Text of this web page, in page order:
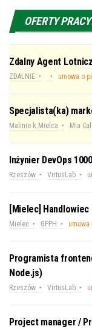
OFERTY
Zdalny Agent
ZDALNIE umowa o
Specjalista(ka)
Malinie k.Mielca Mia
Inżynier DevOps
Rzeszów VirtusLab
[Mielec]
Mielec GPPH umowa
Programista
Node.js)
Rzeszów VirtusLab
Project manager /